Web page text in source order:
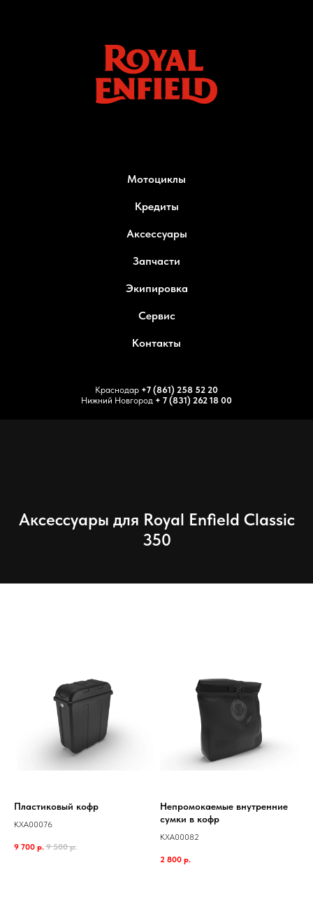
Мотоциклы
Кредиты
Аксессуары
Запчасти
Экипировка
Сервис
Контакты
Краснодар +7 (861) 258 52 20
Нижний Новгород + 7 (831) 262 18 00
Аксессуары для Royal Enfield Classic
350
Пластиковый кофр
KXA00076
9 700 р. 9 500 р.
Непромокаемые внутренние
сумки в кофр
KXA00082
2 800 р.